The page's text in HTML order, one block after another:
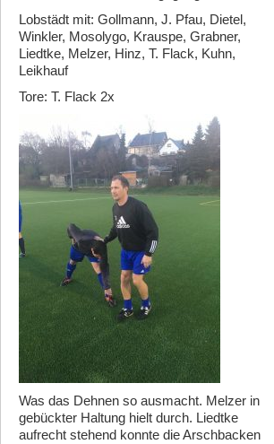
Lobstädt mit: Gollmann, J. Pfau, Dietel,
Winkler, Mosolygo, Krauspe, Grabner,
Liedtke, Melzer, Hinz, T. Flack, Kuhn,
Leikhauf
Tore: T. Flack 2x
Was das Dehnen so ausmacht. Melzer in
gebückter Haltung hielt durch. Liedtke
aufrecht stehend konnte die Arschbacken